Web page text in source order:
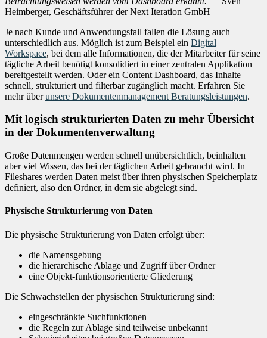
Heimberger, Geschäftsführer der Next Iteration GmbH
Je nach Kunde und Anwendungsfall fallen die Lösung auch
unterschiedlich aus. Möglich ist zum Beispiel ein Digital
Workspace, bei dem alle Informationen, die der Mitarbeiter für seine
tägliche Arbeit benötigt konsolidiert in einer zentralen Applikation
bereitgestellt werden. Oder ein Content Dashboard, das Inhalte
schnell, strukturiert und filterbar zugänglich macht. Erfahren Sie
mehr überunsere Dokumentenmanagement Beratungsleistungen.
Mit logisch strukturierten Daten zu mehr Übersicht
in der Dokumentenverwaltung
Große Datenmengen werden schnell unübersichtlich, beinhalten
aber viel Wissen, das bei der täglichen Arbeit gebraucht wird. In
Fileshares werden Daten meist über ihren physischen Speicherplatz
definiert, also den Ordner, in dem sie abgelegt sind.
Physische Strukturierung​ von Daten
Die physische Strukturierung von Daten erfolgt über​:
die Namensgebung​
die hierarchische Ablage und Zugriff über Ordner​
eine Objekt-funktionsorientierte Gliederung​
Die Schwachstellen​ der physischen Strukturierung sind:
eingeschränkte Suchfunktionen
die Regeln zur Ablage sind teilweise unbekannt​